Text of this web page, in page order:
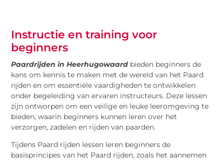
Instructie en training voor
beginners
Paardrijden in Heerhugowaard bieden beginners de
kans om kennis te maken met de wereld van het Paard
rijden en om essentiële vaardigheden te ontwikkelen
onder begeleiding van ervaren instructeurs. Deze lessen
zijn ontworpen om een veilige en leuke leeromgeving te
bieden, waarin beginners kunnen leren over het
verzorgen, zadelen en rijden van paarden.
Tijdens Paard rijden lessen leren beginners de
basisprincipes van het Paard rijden, zoals het aannemen